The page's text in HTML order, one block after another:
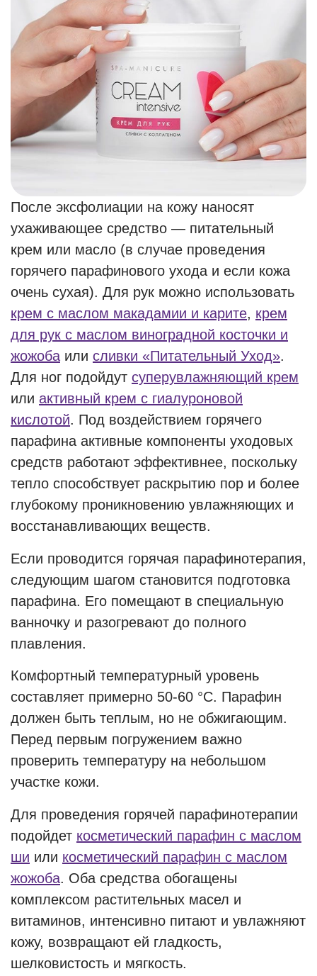
После эксфолиации на кожу наносят
ухаживающее средство — питательный
крем или масло (в случае проведения
горячего парафинового ухода и если кожа
очень сухая). Для рук можно использовать
крем с маслом макадамии и карите, крем
для рук с маслом виноградной косточки и
жожоба или сливки «Питательный Уход».
Для ног подойдут суперувлажняющий крем
или активный крем с гиалуроновой
кислотой. Под воздействием горячего
парафина активные компоненты уходовых
средств работают эффективнее, поскольку
тепло способствует раскрытию пор и более
глубокому проникновению увлажняющих и
восстанавливающих веществ.
Если проводится горячая парафинотерапия,
следующим шагом становится подготовка
парафина. Его помещают в специальную
ванночку и разогревают до полного
плавления.
Комфортный температурный уровень
составляет примерно 50-60 °C. Парафин
должен быть теплым, но не обжигающим.
Перед первым погружением важно
проверить температуру на небольшом
участке кожи.
Для проведения горячей парафинотерапии
подойдет косметический парафин с маслом
ши или косметический парафин с маслом
жожоба. Оба средства обогащены
комплексом растительных масел и
витаминов, интенсивно питают и увлажняют
кожу, возвращают ей гладкость,
шелковистость и мягкость.